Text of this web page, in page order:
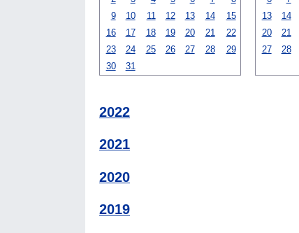
9
10 11 12 13 14
15
16
17 18 19 20 21
22
23
24 25 26 27 28
29
30
31
13
14
20
21
27
28
2022
2021
2020
2019